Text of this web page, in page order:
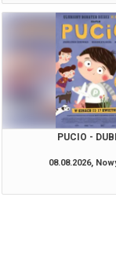
PUCIO -
08.08.2026,